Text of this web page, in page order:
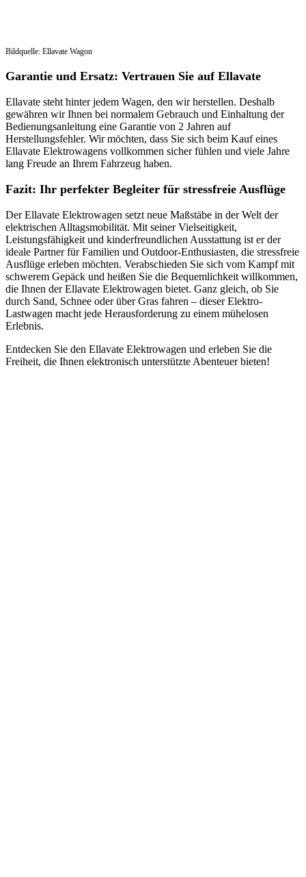
Bildquelle: Ellavate Wagon
Garantie und Ersatz: Vertrauen Sie auf Ellavate
Ellavate steht hinter jedem Wagen, den wir herstellen. Deshalb
gewähren wir Ihnen bei normalem Gebrauch und Einhaltung der
Bedienungsanleitung eine Garantie von 2 Jahren auf
Herstellungsfehler. Wir möchten, dass Sie sich beim Kauf eines
Ellavate Elektrowagens vollkommen sicher fühlen und viele Jahre
lang Freude an Ihrem Fahrzeug haben.
Fazit: Ihr perfekter Begleiter für stressfreie Ausflüge
Der Ellavate Elektrowagen setzt neue Maßstäbe in der Welt der
elektrischen Alltagsmobilität. Mit seiner Vielseitigkeit,
Leistungsfähigkeit und kinderfreundlichen Ausstattung ist er der
ideale Partner für Familien und Outdoor-Enthusiasten, die stressfreie
Ausflüge erleben möchten. Verabschieden Sie sich vom Kampf mit
schwerem Gepäck und heißen Sie die Bequemlichkeit willkommen,
die Ihnen der Ellavate Elektrowagen bietet. Ganz gleich, ob Sie
durch Sand, Schnee oder über Gras fahren – dieser Elektro-
Lastwagen macht jede Herausforderung zu einem mühelosen
Erlebnis.
Entdecken Sie den Ellavate Elektrowagen und erleben Sie die
Freiheit, die Ihnen elektronisch unterstützte Abenteuer bieten!